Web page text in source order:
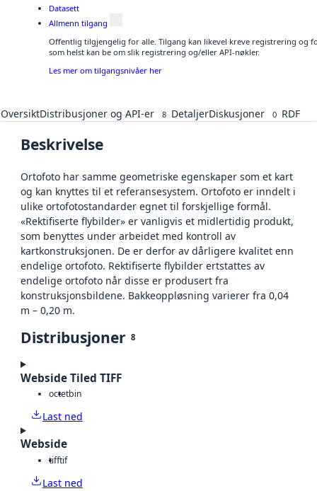
Datasett
Allmenn tilgang
Offentlig tilgjengelig for alle. Tilgang kan likevel kreve registrering og
som helst kan be om slik registrering og/eller API-nøkler.
Les mer om tilgangsnivåer her
OversiktDistribusjoner og API-er 8 DetaljerDiskusjoner 0 RDF
Beskrivelse
Ortofoto har samme geometriske egenskaper som et kart
og kan knyttes til et referansesystem. Ortofoto er inndelt i
ulike ortofotostandarder egnet til forskjellige formål.
«Rektifiserte flybilder» er vanligvis et midlertidig produkt,
som benyttes under arbeidet med kontroll av
kartkonstruksjonen. De er derfor av dårligere kvalitet enn
endelige ortofoto. Rektifiserte flybilder ertstattes av
endelige ortofoto når disse er produsert fra
konstruksjonsbildene. Bakkeoppløsning varierer fra 0,04
m – 0,20 m.
Distribusjoner 8
Webside Tiled TIFF
octetbin
Last ned
Webside
tifftif
Last ned